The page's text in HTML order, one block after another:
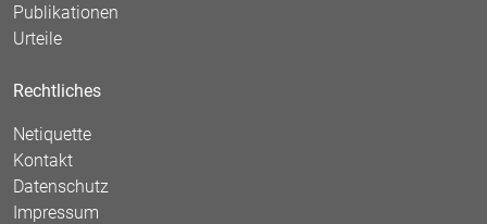
Publikationen
Urteile
Rechtliches
Netiquette
Kontakt
Datenschutz
Impressum